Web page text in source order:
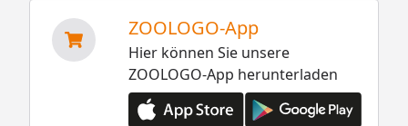
ZOOLOGO-App
Hier können Sie unsere
ZOOLOGO-App herunterladen